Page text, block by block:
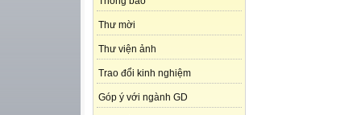
Thư mời
Thư viện ảnh
Trao đổi kinh nghiệm
Góp ý với ngành GD